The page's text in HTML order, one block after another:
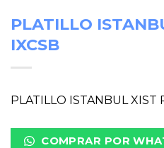
PLATILLO
IXCSB
PLATILLO ISTANBUL XIST
COMPRAR POR